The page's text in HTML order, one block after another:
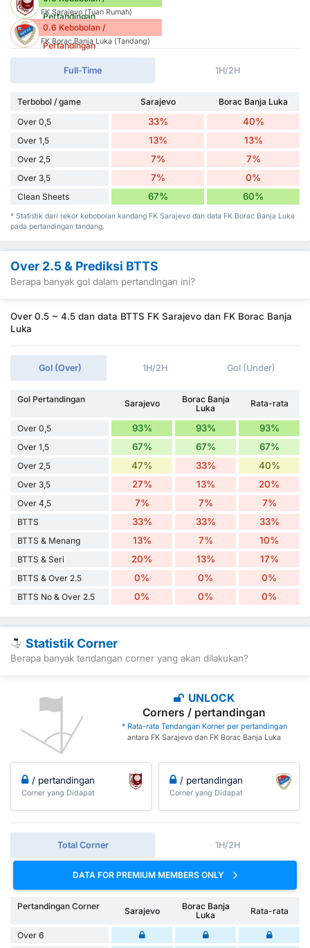
Pertandingan
FK Sarajevo (Tuan Rumah)
0.6 Kebobolan /
Pertandingan
FK Borac Banja Luka (Tandang)
Full-Time 1H/2H
Terbobol / game Sarajevo
Borac Banja Luka
Over 0,5
33% 40%
Over 1,5 13% 13%
Over 2,5 7% 7%
Over 3,5 7% 0%
Clean Sheets 67% 60%
* Statistik dari rekor kebobolan kandang FK Sarajevo dan data FK Borac Banja Luka
pada pertandingan tandang.
Over 2.5 & Prediksi BTTS
Berapa banyak gol dalam pertandingan ini?
Over 0.5 ~ 4.5 dan data BTTS FK Sarajevo dan FK Borac Banja
Luka
Gol (Over) 1H/2H Gol (Under)
Gol Pertandingan Sarajevo
Borac Banja
Luka
Rata-rata
Over 0,5 93% 93% 93%
Over 1,5 67% 67% 67%
Over 2,5 47% 33% 40%
Over 3,5 27% 13% 20%
Over 4,5 7% 7% 7%
BTTS 33% 33% 33%
BTTS & Menang 13% 7% 10%
BTTS & Seri 20% 13% 17%
BTTS & Over 2.5 0% 0% 0%
BTTS No & Over 2.5 0% 0% 0%
Statistik Corner
Berapa banyak tendangan corner yang akan dilakukan?
UNLOCK
Corners / pertandingan
* Rata-rata Tendangan Korner per pertandingan
antara FK Sarajevo dan FK Borac Banja Luka
/ pertandingan
Corner yang Didapat
/ pertandingan
Corner yang Didapat
Total Corner 1H/2H
DATA FOR PREMIUM MEMBERS ONLY
Pertandingan Corner Sarajevo
Borac Banja
Luka
Rata-rata
Over 6